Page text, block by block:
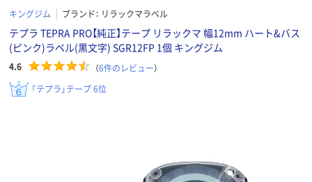
キングジム ブランド： リラックマラベル
テプラ TEPRA PRO【純正】テープ リラックマ 幅12mm ハート&バス
(ピンク)ラベル(黒文字) SGR12FP 1個 キングジム
4.6 （6件のレビュー）
「テプラ」テープ 6位